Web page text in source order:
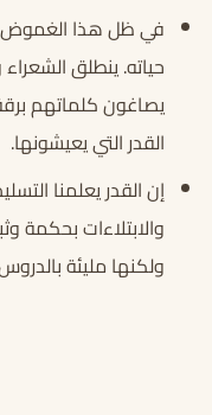
في ظل هذا الغموض،
حياته. ينطلق
يصاغون كلماتهم
القدر التي يعيشونها.
إن القدر يعلمنا
والابتلاءات بحكمة
ولكنها مليئة